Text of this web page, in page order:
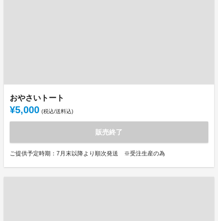
おやさいトート
¥5,000 (税込/送料込)
販売終了
ご提供予定時期：7月末以降より順次発送 ※受注生産の為